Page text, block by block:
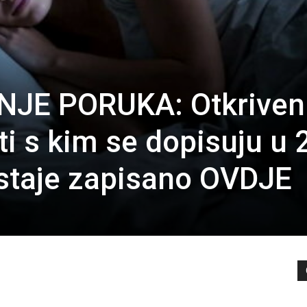
PORUKA: Otkriven
s kim se dopisuju u
zapisano OVDJE